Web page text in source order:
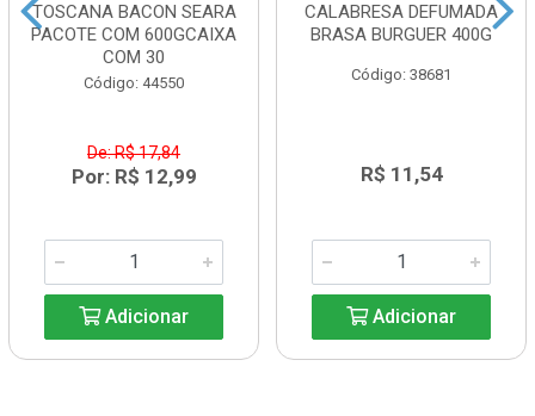
TOSCANA BACON SEARA
PACOTE COM 600GCAIXA
COM 30
Código: 44550
De: R$ 17,84
Por: R$ 12,99
Adicionar
CALABRESA DEFUMADA
BRASA BURGUER 400G
Código: 38681
R$ 11,54
Adicionar